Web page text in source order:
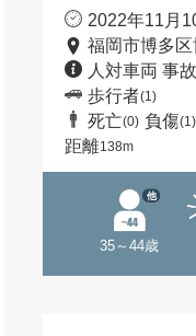
2022年11月
福岡市博多
人対車両 事故
歩行者(1)
死亡(0) 負傷(1)
距離138m
35～44歳
他